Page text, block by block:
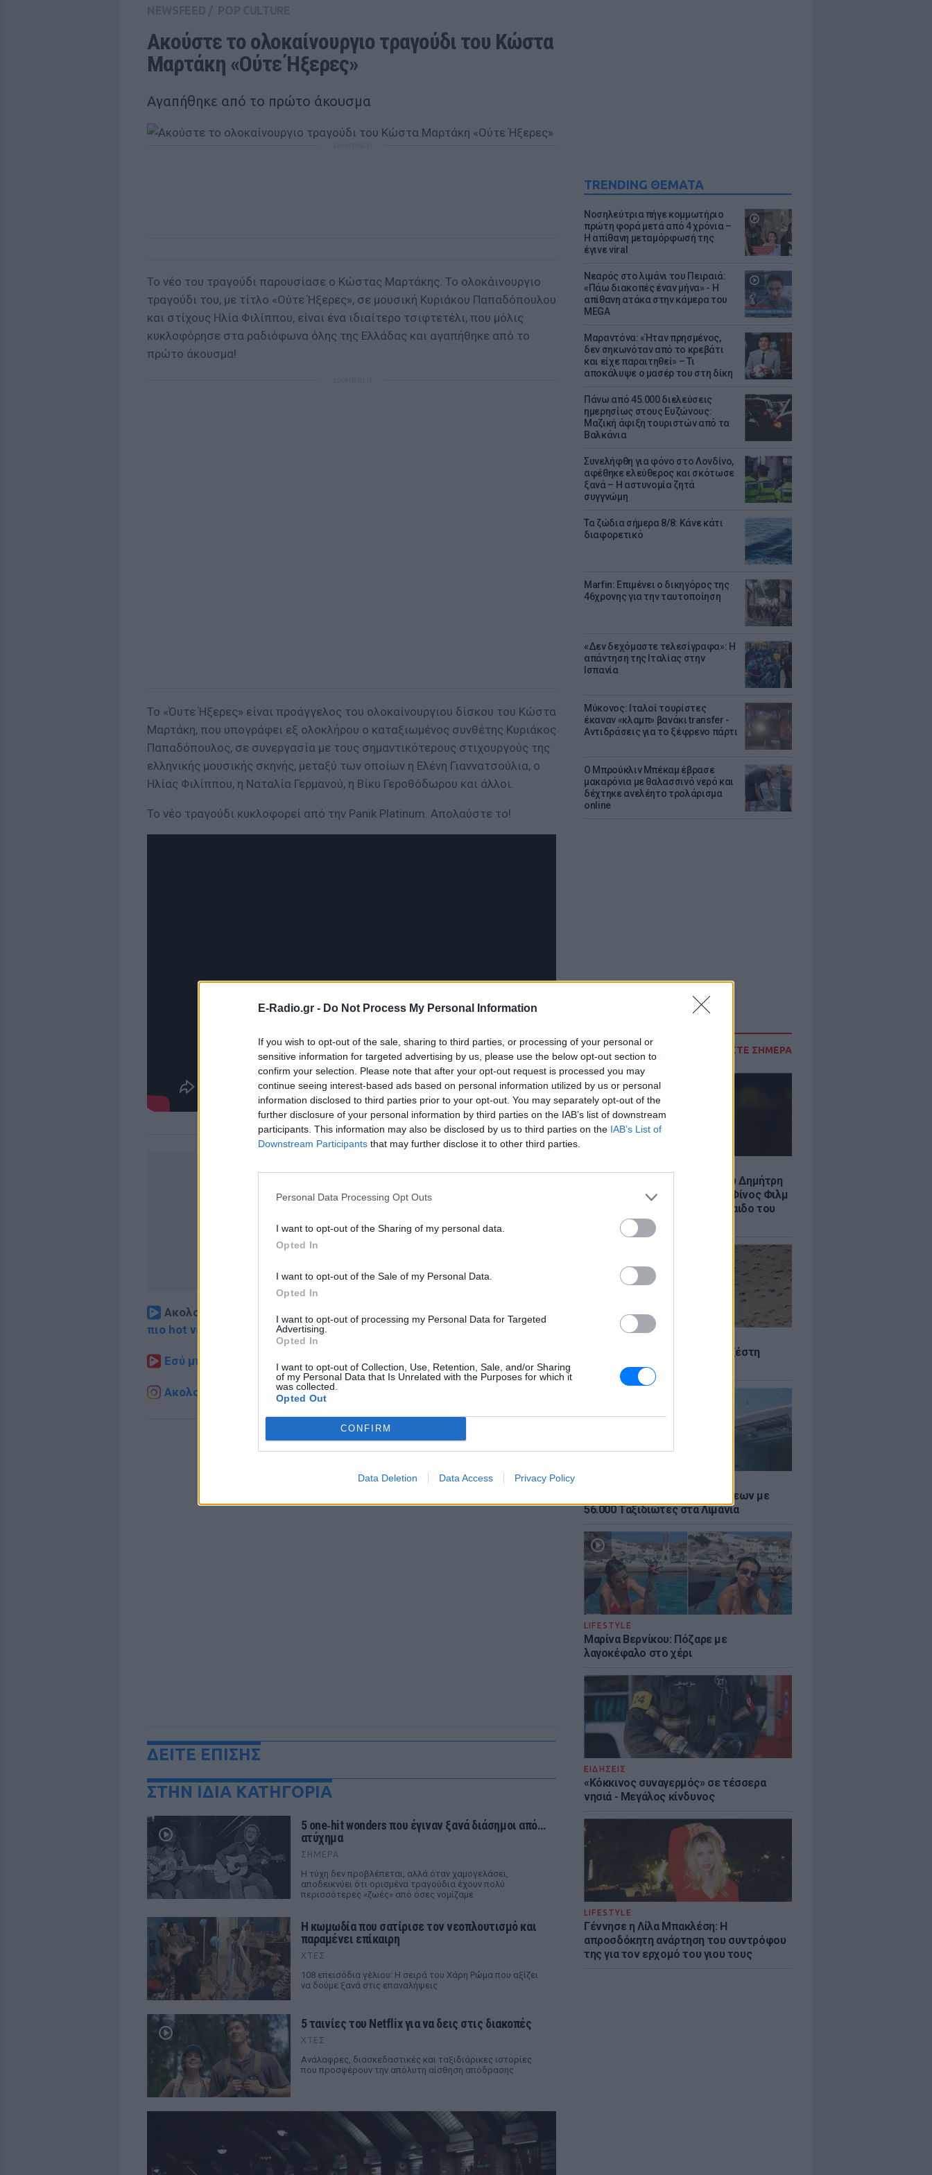
E-Radio.gr - Do Not Process My Personal Information
If you wish to opt-out of the sale, sharing to third parties, or processing of your personal or
sensitive information for targeted advertising by us, please use the below opt-out section to
confirm your selection. Please note that after your opt-out request is processed you may
continue seeing interest-based ads based on personal information utilized by us or personal
information disclosed to third parties prior to your opt-out. You may separately opt-out of the
further disclosure of your personal information by third parties on the IAB’s list of downstream
participants. This information may also be disclosed by us to third parties on the IAB’s List of
Downstream Participants that may further disclose it to other third parties.
Personal Data Processing Opt Outs
I want to opt-out of the Sharing of my personal data.
Opted In
I want to opt-out of the Sale of my Personal Data.
Opted In
I want to opt-out of processing my Personal Data for Targeted
Advertising.
Opted In
I want to opt-out of Collection, Use, Retention, Sale, and/or Sharing
of my Personal Data that Is Unrelated with the Purposes for which it
was collected.
Opted Out
CONFIRM
Data Deletion Data Access Privacy Policy
TRENDING ΘΕΜΑΤΑ
Νοσηλεύτρια πήγε κομμωτήριο
πρώτη φορά μετά από 4 χρόνια –
Η απίθανη μεταμόρφωσή της
έγινε viral
Νεαρός στο λιμάνι του Πειραιά:
«Πάω διακοπές έναν μήνα» - Η
απίθανη ατάκα στην κάμερα του
MEGA
Μαραντόνα: «Ήταν πρησμένος,
δεν σηκωνόταν από το κρεβάτι
και είχε παραιτηθεί» – Τι
αποκάλυψε ο μασέρ του στη δίκη
Πάνω από 45.000 διελεύσεις
ημερησίως στους Ευζώνους:
Μαζική άφιξη τουριστών από τα
Βαλκάνια
Συνελήφθη για φόνο στο Λονδίνο,
αφέθηκε ελεύθερος και σκότωσε
ξανά – Η αστυνομία ζητά
συγγνώμη
Τα ζώδια σήμερα 8/8: Κάνε κάτι
διαφορετικό
Marfin: Επιμένει ο δικηγόρος της
46χρονης για την ταυτοποίηση
«Δεν δεχόμαστε τελεσίγραφα»: Η
απάντηση της Ιταλίας στην
Ισπανία
Μύκονος: Ιταλοί τουρίστες
έκαναν «κλαμπ» βανάκι transfer -
Αντιδράσεις για το ξέφρενο πάρτι
Ο Μπρούκλιν Μπέκαμ έβρασε
μακαρόνια με θαλασσινό νερό και
δέχτηκε ανελέητο τρολάρισμα
online
ΔΙΑΒΑΣΤΕ ΣΗΜΕΡΑ
22 χρόνια από τον θάνατο του Δημήτρη
Παπαμιχαήλ: Η ανάρτηση της Φίνος Φιλμ
για το «γοητευτικό λεβεντόπαιδο του
ελληνικού σινεμά»
Καιρός: Πού θα «χτυπήσει» η ζέστη
Αύγουστος: Ρεκόρ Αναχωρήσεων με
56.000 Ταξιδιώτες στα Λιμάνια
LIFESTYLE
Μαρίνα Βερνίκου: Πόζαρε με
λαγοκέφαλο στο χέρι
ΕΙΔΗΣΕΙΣ
«Κόκκινος συναγερμός» σε τέσσερα
νησιά - Μεγάλος κίνδυνος
LIFESTYLE
Γέννησε η Λίλα Μπακλέση: Η
απροσδόκητη ανάρτηση του συντρόφου
της για τον ερχομό του γιου τους
Ακούστε το ολοκαίνουργιο τραγούδι του Κώστα
Μαρτάκη «Ούτε Ήξερες»
Αγαπήθηκε από το πρώτο άκουσμα
Το νέο του τραγούδι παρουσίασε ο Κώστας Μαρτάκης. Το ολοκάινουργιο
τραγούδι του, με τίτλο «Ούτε Ήξερες», σε μουσική Κυριάκου Παπαδόπουλου
και στίχους Ηλία Φιλίππου, είναι ένα ιδιαίτερο τσιφτετέλι, που μόλις
κυκλοφόρησε στα ραδιόφωνα όλης της Ελλάδας και αγαπήθηκε από το
πρώτο άκουσμα!
Το «Όυτε Ήξερες» είναι προάγγελος του ολοκαίνουργιου δίσκου του Κώστα
Μαρτάκη, που υπογράφει εξ ολοκλήρου ο καταξιωμένος συνθέτης Κυριάκος
Παπαδόπουλος, σε συνεργασία με τους σημαντικότερους στιχουργούς της
ελληνικής μουσικής σκηνής, μεταξύ των οποίων η Ελένη Γιαννατσούλια, ο
Ηλίας Φιλίππου, η Ναταλία Γερμανού, η Βίκυ Γεροθόδωρου και άλλοι.
Το νέο τραγούδι κυκλοφορεί από την Panik Platinum. Απολαύστε το!
ΔΙΑΦΗΜΙΣΗ
Ακολουθήστε το E-Radio.gr στο Google News και μάθετε πρώτοι
πιο hot νέα
Εσύ μπήκες στο E-Daily.gr; Τα νέα της ημέρας και ότι σου κάνει κλικ!
Ακολουθήστε το E-Radio.gr και στο Instagram
ΔΙΑΦΗΜΙΣΗ
ΔΕΙΤΕ ΕΠΙΣΗΣ
ΣΤΗΝ ΙΔΙΑ ΚΑΤΗΓΟΡΙΑ
5 one‑hit wonders που έγιναν ξανά διάσημοι από…
ατύχημα
ΣΉΜΕΡΑ
Η τύχη δεν προβλέπεται, αλλά όταν χαμογελάσει,
αποδεικνύει ότι ορισμένα τραγούδια έχουν πολύ
περισσότερες «ζωές» από όσες νομίζαμε
Η κωμωδία που σατίρισε τον νεοπλουτισμό και
παραμένει επίκαιρη
ΧΤΕΣ
108 επεισόδια γέλιου: Η σειρά του Χάρη Ρώμα που αξίζει
να δούμε ξανά στις επαναλήψεις
5 ταινίες του Netflix για να δεις στις διακοπές
ΧΤΕΣ
Aνάλαφρες, διασκεδαστικές και ταξιδιάρικες ιστορίες
που προσφέρουν την απόλυτη αίσθηση απόδρασης